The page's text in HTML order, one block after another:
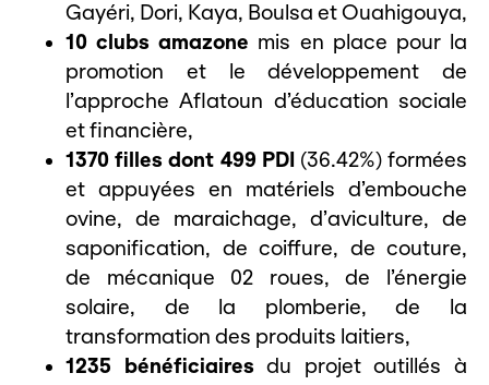
Gayéri, Dori, Kaya, Boulsa et Ouahigouya,
10 clubs amazone mis en place pour la
promotion et le développement de
l’approche Aflatoun d’éducation sociale
et financière,
1370 filles dont 499 PDI (36.42%) formées
et appuyées en matériels d’embouche
ovine, de maraichage, d’aviculture, de
saponification, de coiffure, de couture,
de mécanique 02 roues, de l’énergie
solaire, de la plomberie, de la
transformation des produits laitiers,
1235 bénéficiaires du projet outillés à